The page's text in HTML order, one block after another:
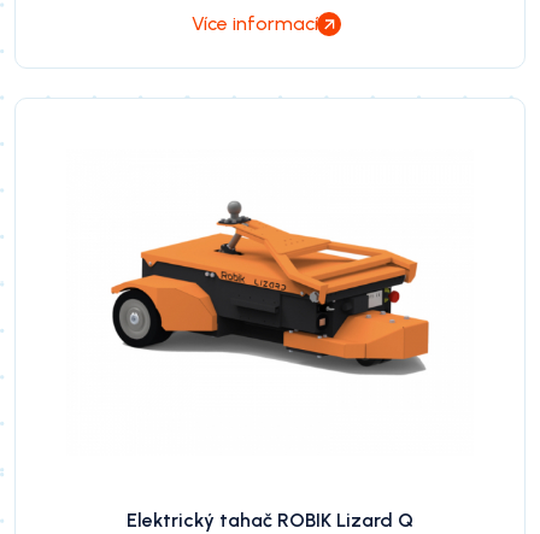
Více informací
Elektrický tahač ROBIK Lizard Q